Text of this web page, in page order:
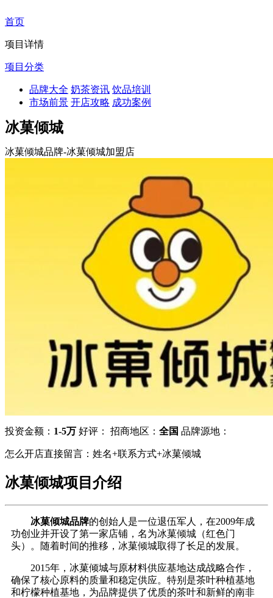
首页
项目详情
项目分类
品牌大全 奶茶资讯 饮品培训
市场前景 开店攻略 成功案例
冰菓倾城
冰菓倾城品牌-冰菓倾城加盟店
投资金额： 1-5万 好评： 招商地区： 全国 品牌源地：
怎么开店直接留言：姓名+联系方式+冰菓倾城
冰菓倾城项目介绍
冰菓倾城品牌的创始人是一位退伍军人，在2009年成
功创业并开设了第一家店铺，名为冰菓倾城（红色门
头）。随着时间的推移，冰菓倾城取得了长足的发展。
2015年，冰菓倾城与原材料供应基地达成战略合作，
确保了核心原料的质量和稳定供应。特别是茶叶种植基地
和柠檬种植基地，为品牌提供了优质的茶叶和新鲜的南非